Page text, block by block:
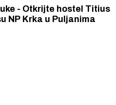
- Otkrijte hostel Titius
kampusu NP Krka u Puljanima